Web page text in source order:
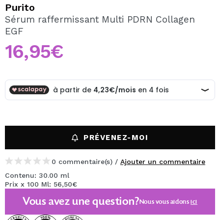
En créant un compte sur Maquibeauty.fr vous pourrez
effectuer vos achats rapidement, vérifier l'état de vos
Purito
Sérum raffermissant Multi PDRN Collagen
EGF
16,95€
PRÉVENEZ-MOI
0 commentaire(s) / Ajouter un commentaire
Contenu: 30.00 ml
Prix x 100 Ml: 56,50€
Vous avez une question?Nous vous aidonsici